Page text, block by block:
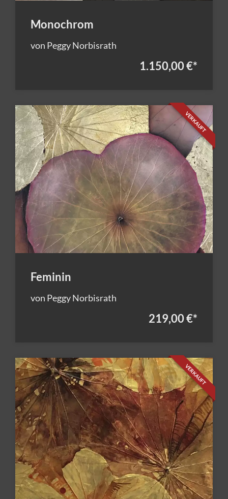
Monochrom
von Peggy Norbisrath
1.150,00 €*
VERKAUFT
Feminin
von Peggy Norbisrath
219,00 €*
VERKAUFT